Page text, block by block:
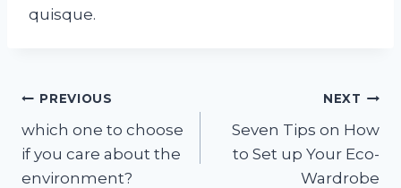
quisque.
Post
navigation
PREVIOUS
which one to choose
if you care about the
environment?
NEXT
Seven Tips on How
to Set up Your Eco-
Wardrobe